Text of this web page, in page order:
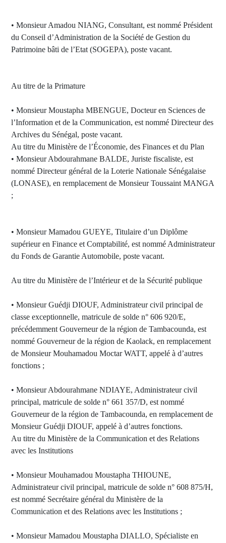
• Monsieur Amadou NIANG, Consultant, est nommé Président
du Conseil d’Administration de la Société de Gestion du
Patrimoine bâti de l’Etat (SOGEPA), poste vacant.
Au titre de la Primature
• Monsieur Moustapha MBENGUE, Docteur en Sciences de
l’Information et de la Communication, est nommé Directeur des
Archives du Sénégal, poste vacant.
Au titre du Ministère de l’Économie, des Finances et du Plan
• Monsieur Abdourahmane BALDE, Juriste fiscaliste, est
nommé Directeur général de la Loterie Nationale Sénégalaise
(LONASE), en remplacement de Monsieur Toussaint MANGA
;
• Monsieur Mamadou GUEYE, Titulaire d’un Diplôme
supérieur en Finance et Comptabilité, est nommé Administrateur
du Fonds de Garantie Automobile, poste vacant.
Au titre du Ministère de l’Intérieur et de la Sécurité publique
• Monsieur Guédji DIOUF, Administrateur civil principal de
classe exceptionnelle, matricule de solde n° 606 920/E,
précédemment Gouverneur de la région de Tambacounda, est
nommé Gouverneur de la région de Kaolack, en remplacement
de Monsieur Mouhamadou Moctar WATT, appelé à d’autres
fonctions ;
• Monsieur Abdourahmane NDIAYE, Administrateur civil
principal, matricule de solde n° 661 357/D, est nommé
Gouverneur de la région de Tambacounda, en remplacement de
Monsieur Guédji DIOUF, appelé à d’autres fonctions.
Au titre du Ministère de la Communication et des Relations
avec les Institutions
• Monsieur Mouhamadou Moustapha THIOUNE,
Administrateur civil principal, matricule de solde n° 608 875/H,
est nommé Secrétaire général du Ministère de la
Communication et des Relations avec les Institutions ;
• Monsieur Mamadou Moustapha DIALLO, Spécialiste en